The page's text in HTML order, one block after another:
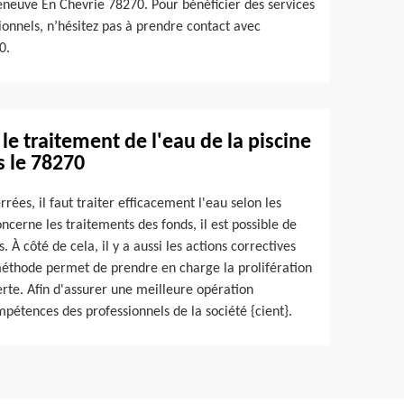
En Chevrie 78270. Pour bénéficier des services
n’hésitez pas à prendre contact avec
traitement de l'eau de la piscine
le 78270
il faut traiter efficacement l'eau selon les
les traitements des fonds, il est possible de
À côté de cela, il y a aussi les actions correctives
permet de prendre en charge la prolifération
Afin d'assurer une meilleure opération
des professionnels de la société {cient}.